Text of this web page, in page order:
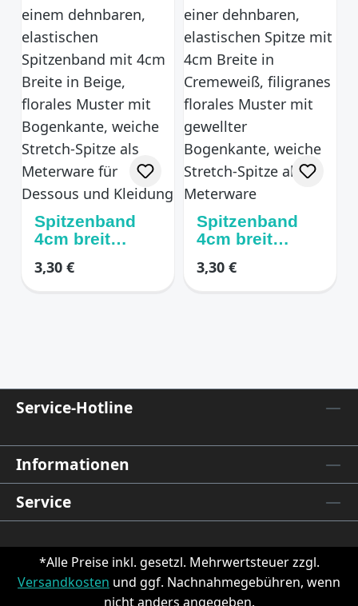
Spitzenband
4cm breit
braun/greige
Regulärer Preis:
3,30 €
Spitzenband
4cm breit
creme/beige
Regulärer Preis:
3,30 €
Service-Hotline
Informationen
Service
*Alle Preise inkl. gesetzl. Mehrwertsteuer zzgl.
Versandkosten und ggf. Nachnahmegebühren, wenn
nicht anders angegeben.